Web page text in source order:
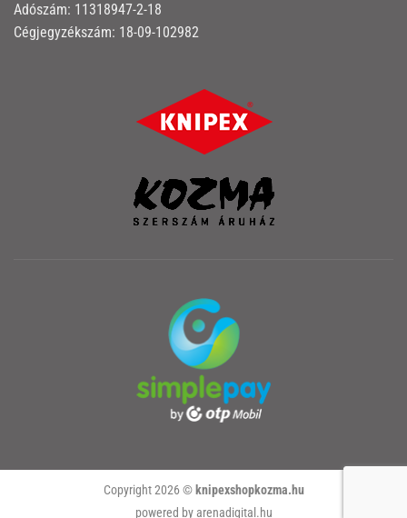
Adószám: 11318947-2-18
Cégjegyzékszám: 18-09-102982
Copyright 2026 © knipexshopkozma.hu
powered by arenadigital.hu